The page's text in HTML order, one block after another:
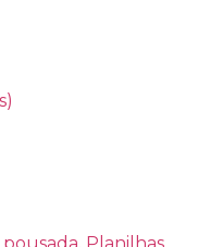
, Planilhas